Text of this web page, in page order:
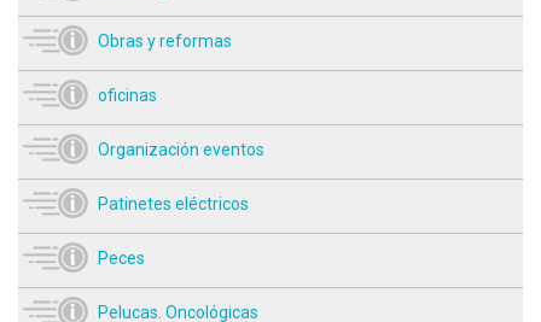
Obras y reformas
oficinas
Organización eventos
Patinetes eléctricos
Peces
Pelucas. Oncológicas